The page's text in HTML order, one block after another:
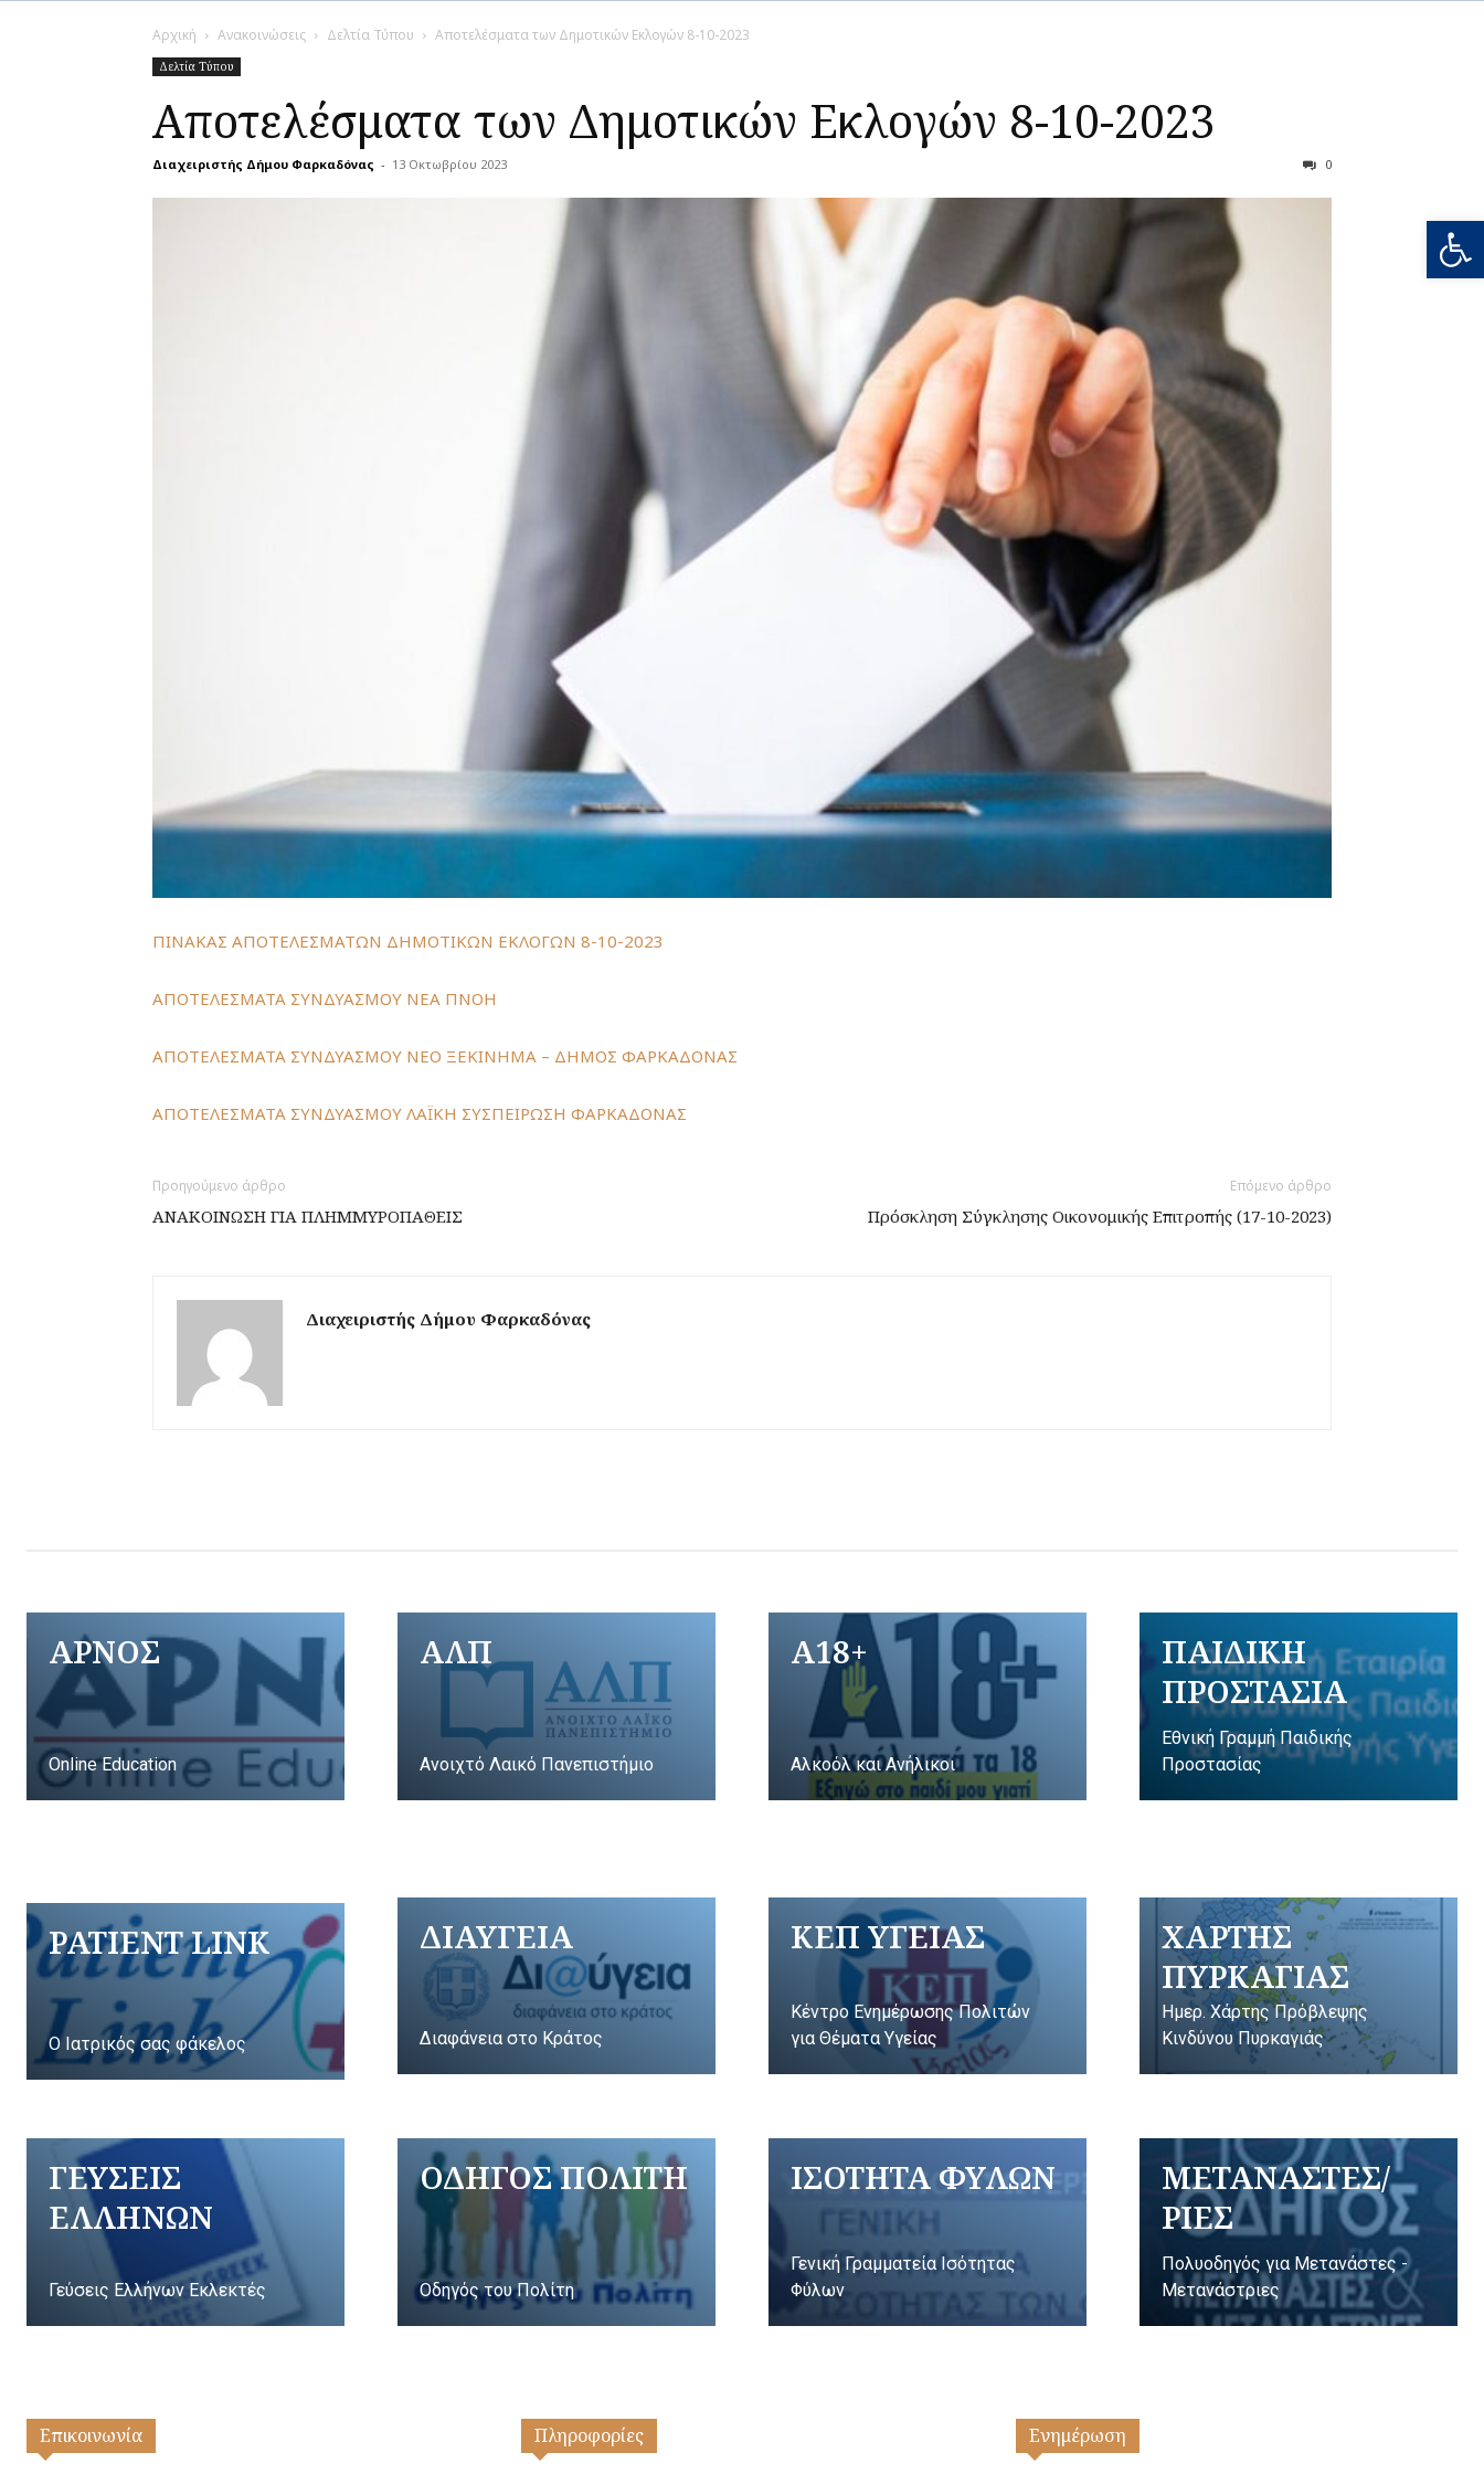
Αρχική Ανακοινώσεις Δελτία Τύπου Aποτελέσματα των Δημοτικών Eκλογών 8-10-2023
Δελτία Τύπου
Aποτελέσματα των Δημοτικών Eκλογών 8-10-2023
Διαχειριστής Δήμου Φαρκαδόνας - 13 Οκτωβρίου 2023 0
ΠΙΝΑΚΑΣ ΑΠΟΤΕΛΕΣΜΑΤΩΝ ΔΗΜΟΤΙΚΩΝ ΕΚΛΟΓΩΝ 8-10-2023
ΑΠΟΤΕΛΕΣΜΑΤΑ ΣΥΝΔΥΑΣΜΟΥ ΝΕΑ ΠΝΟΗ
ΑΠΟΤΕΛΕΣΜΑΤΑ ΣΥΝΔΥΑΣΜΟΥ ΝΕΟ ΞΕΚΙΝΗΜΑ – ΔΗΜΟΣ ΦΑΡΚΑΔΟΝΑΣ
ΑΠΟΤΕΛΕΣΜΑΤΑ ΣΥΝΔΥΑΣΜΟΥ ΛΑΪΚΗ ΣΥΣΠΕΙΡΩΣΗ ΦΑΡΚΑΔΟΝΑΣ
Προηγούμενο άρθρο
ΑΝΑΚΟΙΝΩΣΗ ΓΙΑ ΠΛΗΜΜΥΡΟΠΑΘΕΙΣ
Επόμενο άρθρο
Πρόσκληση Σύγκλησης Οικονομικής Επιτροπής (17-10-2023)
Διαχειριστής Δήμου Φαρκαδόνας
ΑΡΝΟΣ
Online Education
ΑΛΠ
Ανοιχτό Λαικό Πανεπιστήμιο
A18+
Αλκοόλ και Ανήλικοι
ΠΑΙΔΙΚΗ
ΠΡΟΣΤΑΣΙΑ
Εθνική Γραμμή Παιδικής
Προστασίας
PATIENT LINK
Ο Ιατρικός σας φάκελος
ΔΙΑΥΓΕΙΑ
Διαφάνεια στο Κράτος
ΚΕΠ ΥΓΕΙΑΣ
Κέντρο Ενημέρωσης Πολιτών
για Θέματα Υγείας
ΧΑΡΤΗΣ
ΠΥΡΚΑΓΙΑΣ
Ημερ. Χάρτης Πρόβλεψης
Κινδύνου Πυρκαγιάς
ΓΕΥΣΕΙΣ
ΕΛΛΗΝΩΝ
Γεύσεις Ελλήνων Εκλεκτές
ΟΔΗΓΟΣ ΠΟΛΙΤΗ
Οδηγός του Πολίτη
ΙΣΟΤΗΤΑ ΦΥΛΩΝ
Γενική Γραμματεία Ισότητας
Φύλων
ΜΕΤΑΝΑΣΤΕΣ/
ΡΙΕΣ
Πολυοδηγός για Μετανάστες -
Μετανάστριες
Επικοινωνία Πληροφορίες Ενημέρωση